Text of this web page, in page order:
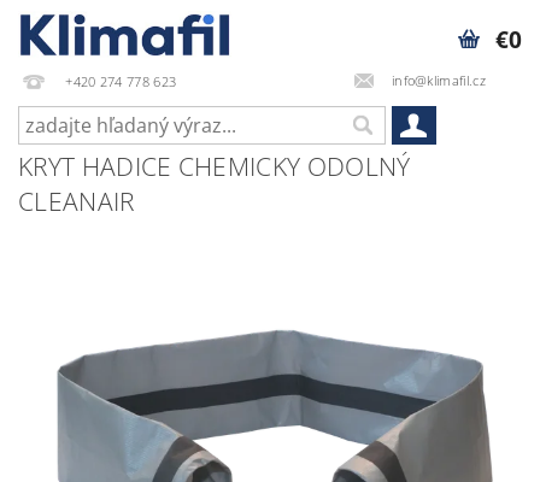
+420 274 778 623 info@klimafil.cz
€0
KRYT HADICE CHEMICKY ODOLNÝ
CLEANAIR